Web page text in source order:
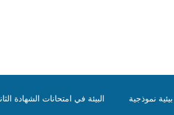
البيئة في امتحانات الشهادة نموذجية